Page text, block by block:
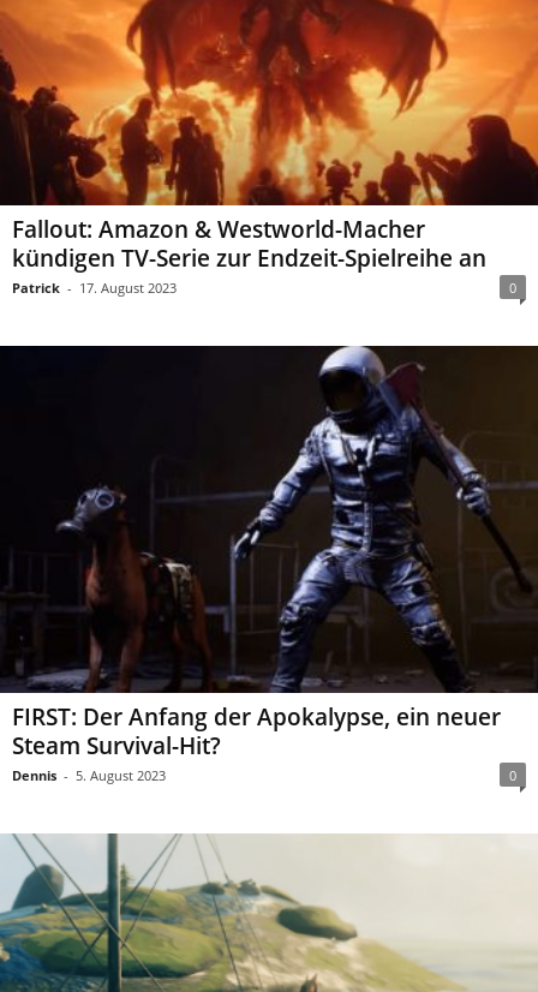
Fallout: Amazon & Westworld-Macher
kündigen TV-Serie zur Endzeit-Spielreihe an
Patrick - 17. August 2023 0
FIRST: Der Anfang der Apokalypse, ein neuer
Steam Survival-Hit?
Dennis - 5. August 2023 0